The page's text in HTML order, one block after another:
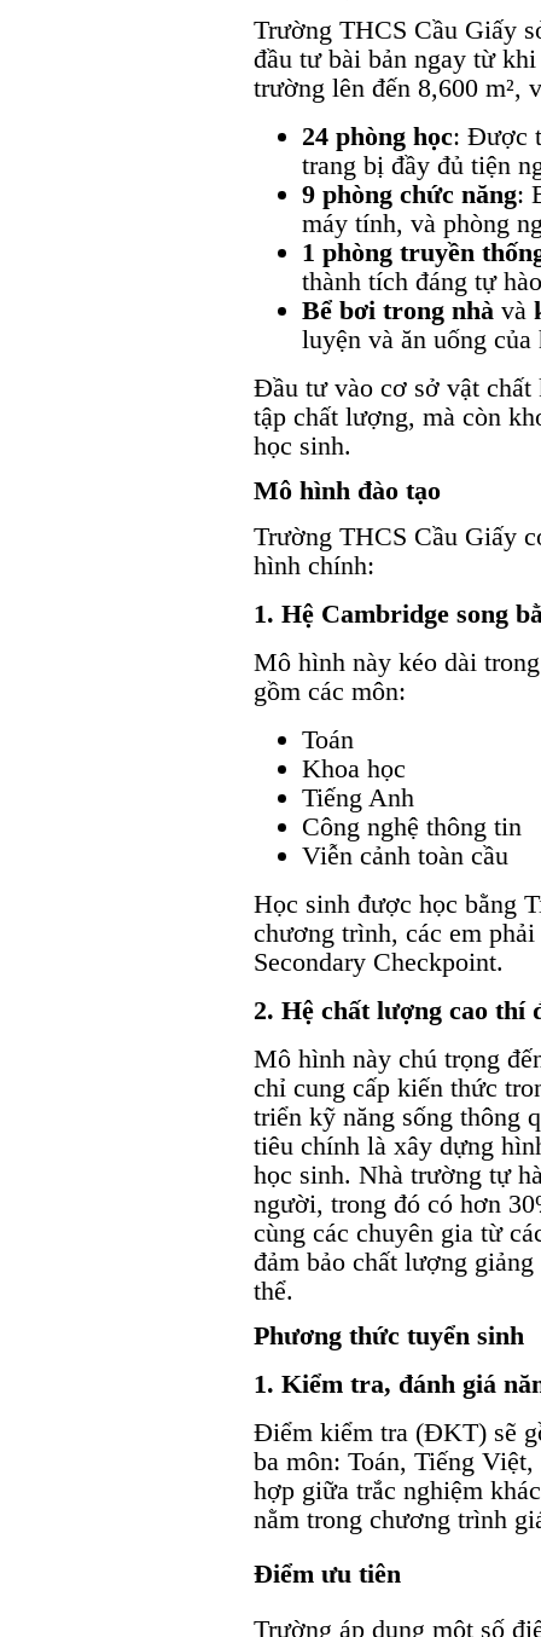
Trường THCS Cầu Giấy
đầu tư bài bản ngay từ
trường lên đến 8,600 m²,
24 phòng học: Được
trang bị đầy đủ tiện
9 phòng chức năng:
máy tính, và phòng
1 phòng truyền
thành tích đáng tự
Bể bơi trong nhà và
luyện và ăn uống của
Đầu tư vào cơ sở vật
tập chất lượng, mà còn
học sinh.
Mô hình đào tạo
Trường THCS Cầu Giấy
hình chính:
1. Hệ Cambridge song
Mô hình này kéo dài
gồm các môn:
Toán
Khoa học
Tiếng Anh
Công nghệ thông tin
Viễn cảnh toàn cầu
Học sinh được học bằng
chương trình, các em
Secondary Checkpoint.
2. Hệ chất lượng cao thí
Mô hình này chú trọng
chỉ cung cấp kiến thức
triển kỹ năng sống thông
tiêu chính là xây dựng
học sinh. Nhà trường tự
người, trong đó có hơn
cùng các chuyên gia từ
đảm bảo chất lượng
thể.
Phương thức tuyển sinh
1. Kiểm tra, đánh giá
Điểm kiểm tra (ĐKT) sẽ
ba môn: Toán, Tiếng
hợp giữa trắc nghiệm
nằm trong chương trình
Điểm ưu tiên
Trường áp dụng một số